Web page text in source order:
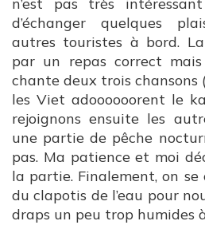
n’est pas très
d’échanger quelques
autres touristes à bord.
par un repas correct
chante deux trois chansons
les Viet adoooooorent le
rejoignons ensuite les
une partie de pêche
pas. Ma patience et moi
la partie. Finalement, on
du clapotis de l’eau pour
draps un peu trop humides